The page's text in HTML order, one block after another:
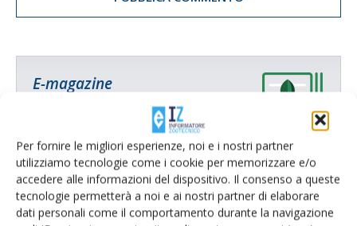
Per fornire le migliori esperienze, noi e i nostri partner
utilizziamo tecnologie come i cookie per memorizzare e/o
accedere alle informazioni del dispositivo. Il consenso a queste
tecnologie permetterà a noi e ai nostri partner di elaborare
dati personali come il comportamento durante la navigazione
E-magazine
Tecniche, prodotti e servizi dalle aziende